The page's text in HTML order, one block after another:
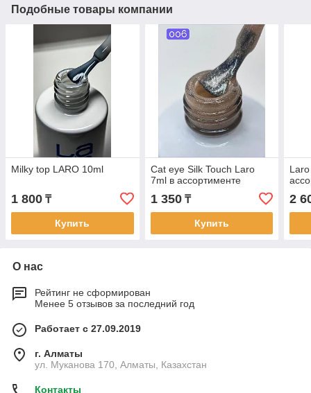
Подобные товары компании
Milky top LARO 10ml
1 800 ₸
Купить
Cat eye Silk Touch Laro
7ml в ассортименте
1 350₸
Купить
2
О нас
Рейтинг не сформирован
Менее 5 отзывов за последний год
Работает с 27.09.2019
г. Алматы
ул. Муканова 170, Алматы, Казахстан
Контакты